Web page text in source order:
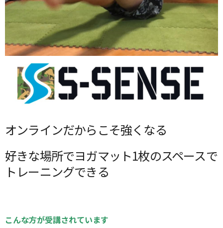
オンラインだからこそ強くなる
好きな場所でヨガマット1枚のスペースで
トレーニングできる
こんな方が受講されています